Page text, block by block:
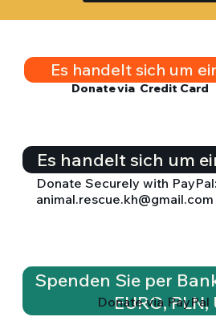
Spenden Sie per
EURO, PLN,
Donate Securely with PayPal:
animal.rescue.kh@gmail.com
Es handelt sich um
Es handelt sich um
Donate via Credit Card
Donate via PayPal